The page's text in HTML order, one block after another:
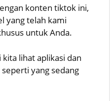
konten tiktok ini,
yang telah kami
untuk Anda.
kita lihat aplikasi dan
yang sedang